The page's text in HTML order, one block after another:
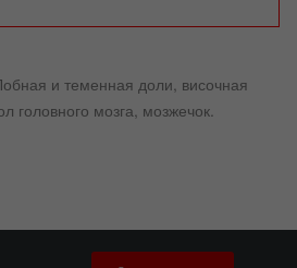
и теменная доли, височная
головного мозга, мозжечок.